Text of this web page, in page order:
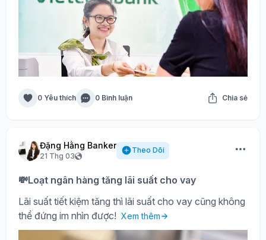
0 Yêu thích 0 Bình luận Chia sẻ
Đặng Hằng Banker
21 Thg 03
Theo Dõi
💸Loạt ngân hàng tăng lãi suất cho vay
Lãi suất tiết kiệm tăng thì lãi suất cho vay cũng không
thể đứng im nhìn được! Xem thêm